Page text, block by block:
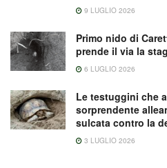
9 LUGLIO 2026
Primo nido di
prende il via la
6 LUGLIO 2026
Le testuggini che
sorprendente
sulcata contro la
3 LUGLIO 2026